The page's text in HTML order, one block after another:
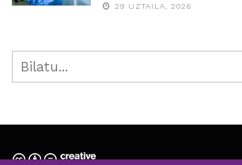
29 UZTAILA, 2026